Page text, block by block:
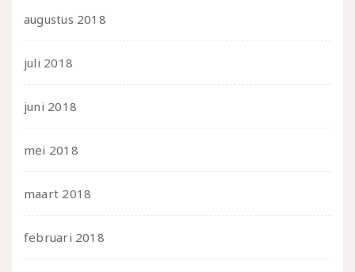
augustus 2018
juli 2018
juni 2018
mei 2018
maart 2018
februari 2018